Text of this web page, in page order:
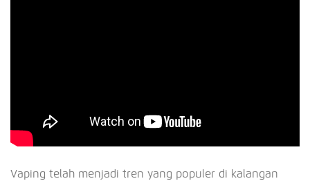
Vaping telah menjadi tren yang populer di kalangan